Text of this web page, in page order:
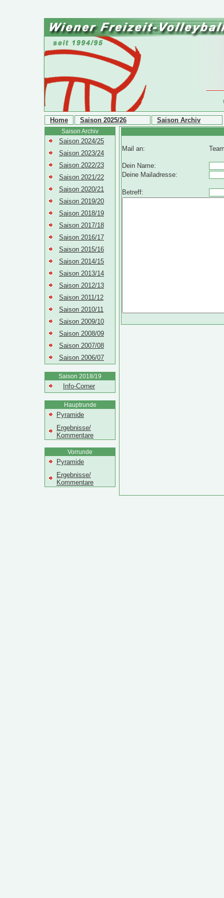
Home Saison 2025/26 Saison Archiv
Saison Archiv
Saison 2024/25
Saison 2023/24
Saison 2022/23
Saison 2021/22
Saison 2020/21
Saison 2019/20
Saison 2018/19
Saison 2017/18
Saison 2016/17
Saison 2015/16
Saison 2014/15
Saison 2013/14
Saison 2012/13
Saison 2011/12
Saison 2010/11
Saison 2009/10
Saison 2008/09
Saison 2007/08
Saison 2006/07
Saison 2018/19
Info-Corner
Hauptrunde
Pyramide
Ergebnisse/
Kommentare
Vorrunde
Pyramide
Ergebnisse/
Kommentare
Mail an:
Dein Name:
Deine Mailadresse:
Betreff: